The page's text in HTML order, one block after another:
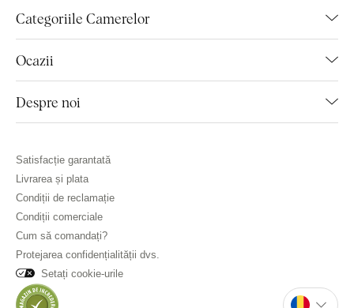
Categoriile Camerelor
Ocazii
Despre noi
Satisfacție garantată
Livrarea și plata
Condiții de reclamație
Condiții comerciale
Cum să comandați?
Protejarea confidențialității dvs.
Setați cookie-urile